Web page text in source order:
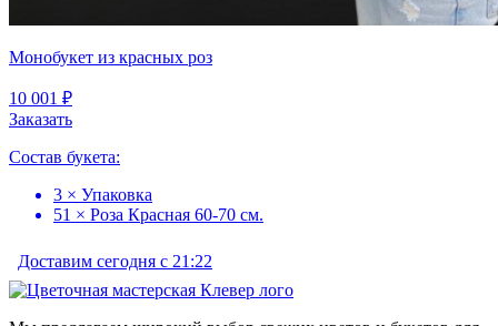
Монобукет из красных роз
10 001 ₽
Заказать
Состав букета:
3 × Упаковка
51 × Роза Красная 60-70 см.
Доставим сегодня с 21:22